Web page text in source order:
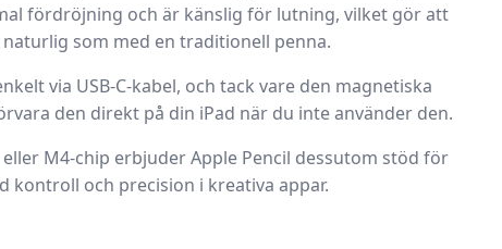
fördröjning och är känslig för lutning, vilket gör att
som med en traditionell penna.
via USB-C-kabel, och tack vare den magnetiska
den direkt på din iPad när du inte använder den.
M4-chip erbjuder Apple Pencil dessutom stöd för
kontroll och precision i kreativa appar.